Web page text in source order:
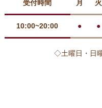
受付時間 月 火
10:00~20:00 ● ●
◇土曜日・日